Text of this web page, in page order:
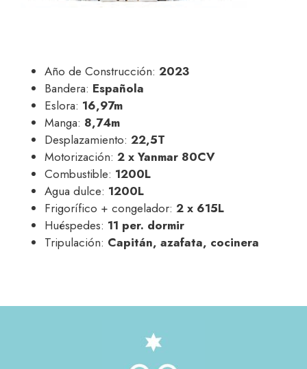
Año de Construcción: 2023
Bandera: Española
Eslora: 16,97m
Manga: 8,74m
Desplazamiento: 22,5T
Motorización: 2 x Yanmar 80CV
Combustible: 1200L
Agua dulce: 1200L
Frigorífico + congelador: 2 x 615L
Huéspedes: 11 per. dormir
Tripulación: Capitán, azafata, cocinera